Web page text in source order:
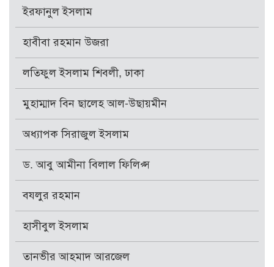
ইরফানুল ইসলাম
হাবীবা রহমান উজরা
লতিফুল ইসলাম শিবলী, ঢাকা
মুহাম্মাদ বিন ছালেহ আল-উছায়মীন
অধ্যাপক সিরাজুল ইসলাম
ড. আবু আমীনা বিলাল ফিলিপ্স
বযলুর রহমান
হাসীবুল ইসলাম
তানভীর আহমাদ আরজেল